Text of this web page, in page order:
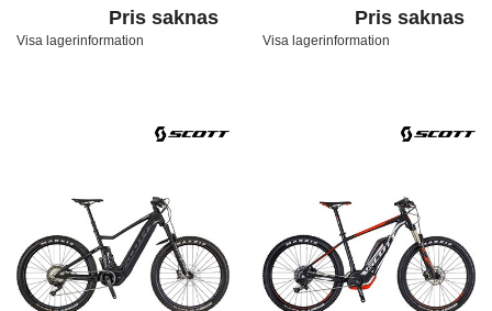
Pris saknas
Visa lagerinformation
Pris saknas
Visa lagerinformation